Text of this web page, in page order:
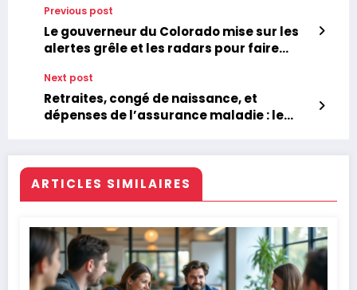
Previous post
Le gouverneur du Colorado mise sur les
alertes grêle et les radars pour faire
Next post
Retraites, congé de naissance, et
dépenses de l’assurance maladie : le
ARTICLES SIMILAIRES